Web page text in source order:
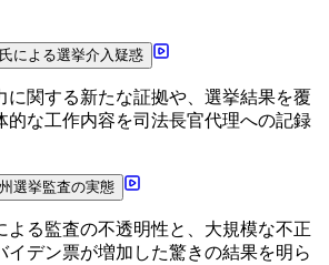
による選挙介入疑惑
に関する新たな証拠や、選挙結果を覆
的な工作内容を司法長官代理への記録
選挙監査の実態
よる監査の不透明性と、大規模な不正
イデン票が増加した驚きの結果を明ら